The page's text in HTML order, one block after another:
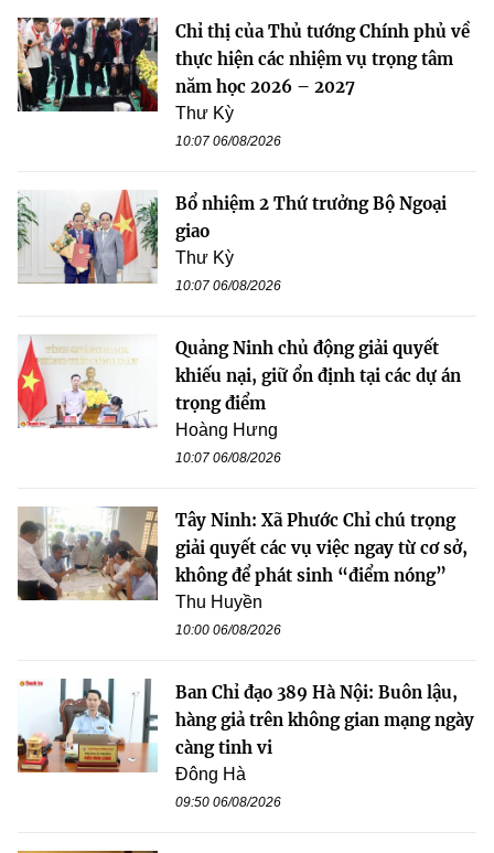
Chỉ thị của Thủ tướng Chính phủ về
thực hiện các nhiệm vụ trọng tâm
năm học 2026 – 2027
Thư Kỳ
10:07 06/08/2026
Bổ nhiệm 2 Thứ trưởng Bộ Ngoại
giao
Thư Kỳ
10:07 06/08/2026
Quảng Ninh chủ động giải quyết
khiếu nại, giữ ổn định tại các dự án
trọng điểm
Hoàng Hưng
10:07 06/08/2026
Tây Ninh: Xã Phước Chỉ chú trọng
giải quyết các vụ việc ngay từ cơ sở,
không để phát sinh “điểm nóng”
Thu Huyền
10:00 06/08/2026
Ban Chỉ đạo 389 Hà Nội: Buôn lậu,
hàng giả trên không gian mạng ngày
càng tinh vi
Đông Hà
09:50 06/08/2026